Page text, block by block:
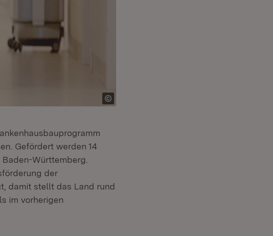
Gefördert werden 14
Württemberg.
der
damit stellt das Land rund
im vorherigen